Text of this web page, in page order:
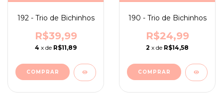
192 - Trio de Bichinhos
R$39,99
4 x de R$11,89
190 - Trio de Bichinhos
R$24,99
2 x de R$14,58